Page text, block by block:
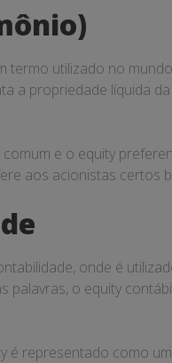
termo utilizado no
a propriedade líquida
e o equity
aos acionistas certos
onde é
palavras, o equity
é representado como